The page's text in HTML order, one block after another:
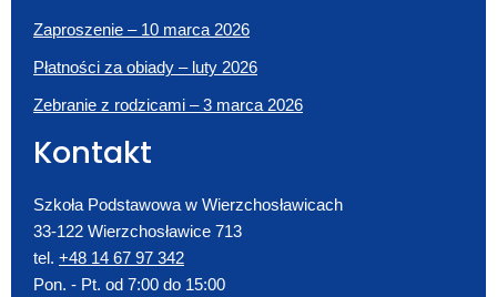
Zaproszenie – 10 marca 2026
Płatności za obiady – luty 2026
Zebranie z rodzicami – 3 marca 2026
Kontakt
Szkoła Podstawowa w Wierzchosławicach
33-122 Wierzchosławice 713
tel. +48 14 67 97 342
Pon. - Pt. od 7:00 do 15:00